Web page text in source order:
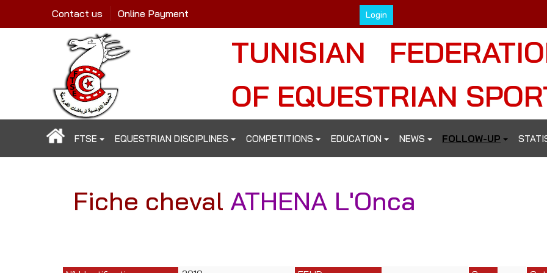
Login
Contact us Online Payment
TUNISIAN
OF EQUESTRIAN
FTSE EQUESTRIAN DISCIPLINES COMPETITIONS EDUCATION NEWS FOLLOW-UP
Fiche cheval ATHENA L'Onca